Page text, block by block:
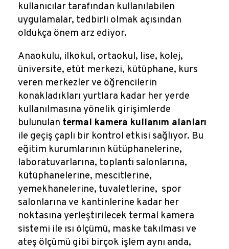
kullanıcılar tarafından kullanılabilen
uygulamalar, tedbirli olmak açısından
oldukça önem arz ediyor.
Anaokulu, ilkokul, ortaokul, lise, kolej,
üniversite, etüt merkezi, kütüphane, kurs
veren merkezler ve öğrencilerin
konakladıkları yurtlara kadar her yerde
kullanılmasına yönelik girişimlerde
bulunulan termal kamera kullanım alanları
ile geçiş çaplı bir kontrol etkisi sağlıyor. Bu
eğitim kurumlarının kütüphanelerine,
laboratuvarlarına, toplantı salonlarına,
kütüphanelerine, mescitlerine,
yemekhanelerine, tuvaletlerine, spor
salonlarına ve kantinlerine kadar her
noktasına yerleştirilecek termal kamera
sistemi ile ısı ölçümü, maske takılması ve
ateş ölçümü gibi birçok işlem aynı anda,